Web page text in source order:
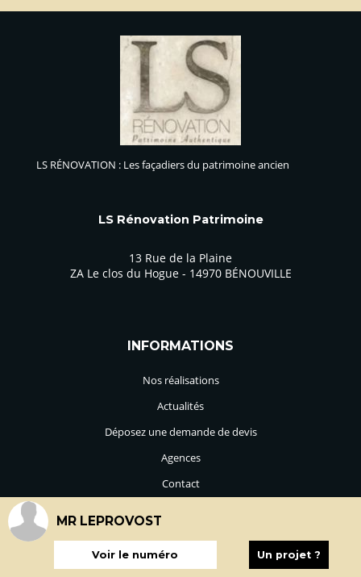
MR LEPROVOST
Voir le numéro Un projet ?
LS RÉNOVATION : Les façadiers du patrimoine ancien
LS Rénovation Patrimoine
13 Rue de la Plaine
ZA Le clos du Hogue - 14970 BÉNOUVILLE
INFORMATIONS
Nos réalisations
Actualités
Déposez une demande de devis
Agences
Contact
Mentions légales
confidentialité